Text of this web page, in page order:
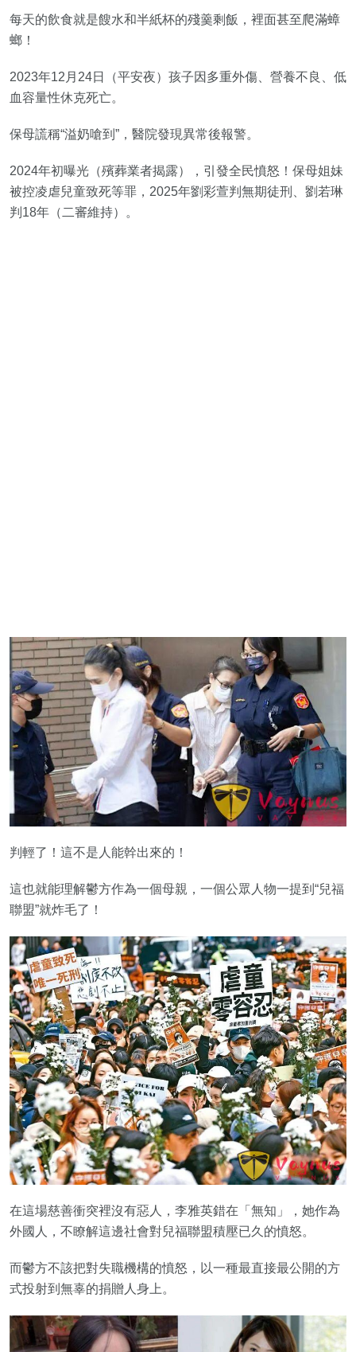
每天的飲食就是餿水和半紙杯的殘羹剩飯，裡面甚至爬滿蟑
螂！
2023年12月24日（平安夜）孩子因多重外傷、營養不良、低
血容量性休克死亡。
保母謊稱“溢奶嗆到”，醫院發現異常後報警。
2024年初曝光（殯葬業者揭露），引發全民憤怒！保母姐妹
被控凌虐兒童致死等罪，2025年劉彩萱判無期徒刑、劉若琳
判18年（二審維持）。
判輕了！這不是人能幹出來的！
這也就能理解鬱方作為一個母親，一個公眾人物一提到“兒福
聯盟”就炸毛了！
在這場慈善衝突裡沒有惡人，李雅英錯在「無知」，她作為
外國人，不瞭解這邊社會對兒福聯盟積壓已久的憤怒。
而鬱方不該把對失職機構的憤怒，以一種最直接最公開的方
式投射到無辜的捐贈人身上。